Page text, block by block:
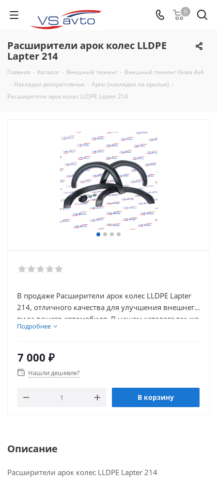
0
Расширители арок колес LLDPE
Lapter 214
Главная - Каталог - Внешний тюнинг - Внешний тюнинг Нива 4х4
- Накладки декоративные - Арки (накладки на крылья) -
Расширители арок колес LLDPE Lapter 214
В продаже Расширители арок колес LLDPE Lapter
214, отличного качества для улучшения внешнего
вида вашего автомобиля. В нашем каталоге так же
присутствует множество товаров для внешнего
Подробнее
7 000 ₽
Нашли дешевле?
В корзину
Описание
Расширители арок колес LLDPE Lapter 214